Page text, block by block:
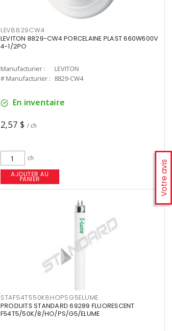
Votre avis
LEV8829CW4
LEVITON 8829-CW4 PORCELAINE PLAST 660W600V
4-1/2PO
Manufacturier :
LEVITON
# Manufacturier : 8829-CW4
En inventaire
2,57 $ / ch
ch
AJOUTER AU
PANIER
STAF54T550K8HOPSG5ELUME
PRODUITS STANDARD 69289 FLUORESCENT
F54T5/50K/8/HO/PS/G5/ELUME